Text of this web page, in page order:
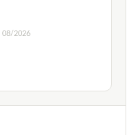
08/2026